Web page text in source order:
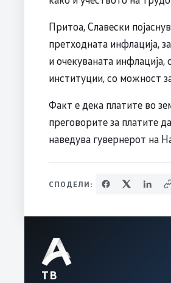
Притоа, Славески
претходната инфлација,
и очекуваната
институции, со можност
Факт е дека платите во
преговорите за платите
наведува гувернерот на
СПОДЕЛИ:
ТВ